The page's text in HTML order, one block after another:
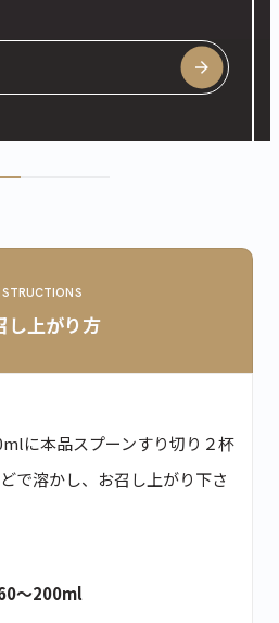
し上がり方
に本品スプーンすり切り２杯
で溶かし、お召し上がり下さ
〜200ml